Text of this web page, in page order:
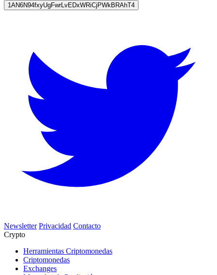
1AN6N94fxyUgFwrLvEDxWRiCjPWkBRAhT4
Newsletter Privacidad Contacto
Crypto
Herramientas Criptomonedas
Criptomonedas
Exchanges